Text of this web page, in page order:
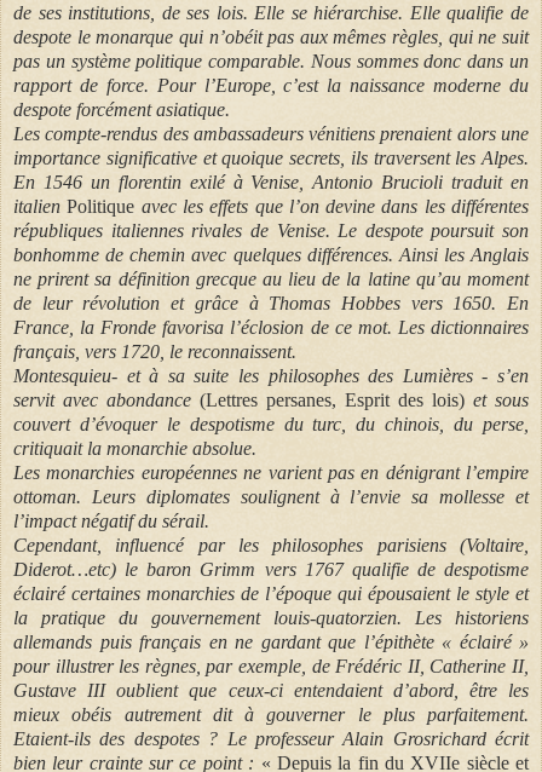
de ses institutions, de ses lois. Elle se hiérarchise. Elle qualifie de
despote le monarque qui n’obéit pas aux mêmes règles, qui ne suit
pas un système politique comparable. Nous sommes donc dans un
rapport de force. Pour l’Europe, c’est la naissance moderne du
despote forcément asiatique.
Les compte-rendus des ambassadeurs vénitiens prenaient alors une
importance significative et quoique secrets, ils traversent les Alpes.
En 1546 un florentin exilé à Venise, Antonio Brucioli traduit en
italien Politique avec les effets que l’on devine dans les différentes
républiques italiennes rivales de Venise. Le despote poursuit son
bonhomme de chemin avec quelques différences. Ainsi les Anglais
ne prirent sa définition grecque au lieu de la latine qu’au moment
de leur révolution et grâce à Thomas Hobbes vers 1650. En
France, la Fronde favorisa l’éclosion de ce mot. Les dictionnaires
français, vers 1720, le reconnaissent.
Montesquieu- et à sa suite les philosophes des Lumières - s’en
servit avec abondance (Lettres persanes, Esprit des lois) et sous
couvert d’évoquer le despotisme du turc, du chinois, du perse,
critiquait la monarchie absolue.
Les monarchies européennes ne varient pas en dénigrant l’empire
ottoman. Leurs diplomates soulignent à l’envie sa mollesse et
l’impact négatif du sérail.
Cependant, influencé par les philosophes parisiens (Voltaire,
Diderot…etc) le baron Grimm vers 1767 qualifie de despotisme
éclairé certaines monarchies de l’époque qui épousaient le style et
la pratique du gouvernement louis-quatorzien. Les historiens
allemands puis français en ne gardant que l’épithète « éclairé »
pour illustrer les règnes, par exemple, de Frédéric II, Catherine II,
Gustave III oublient que ceux-ci entendaient d’abord, être les
mieux obéis autrement dit à gouverner le plus parfaitement.
Etaient-ils des despotes ? Le professeur Alain Grosrichard écrit
bien leur crainte sur ce point : « Depuis la fin du XVIIe siècle et